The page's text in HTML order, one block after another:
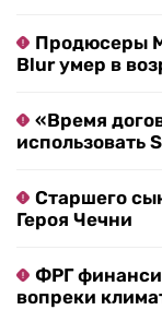
Продюсеры
Blur умер в
«Время
использовать
Старшего
Героя Чечни
ФРГ
вопреки